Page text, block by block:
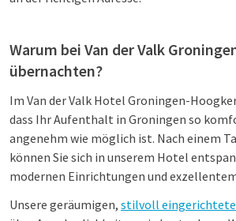
Warum bei Van der Valk
übernachten?
Im Van der Valk Hotel Groningen-
dass Ihr Aufenthalt in Groningen so
angenehm wie möglich ist. Nach einem
können Sie sich in unserem Hotel
modernen Einrichtungen und
Unsere geräumigen, stilvoll